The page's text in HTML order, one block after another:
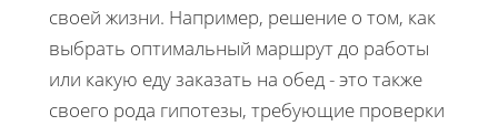
своей жизни. Например, решение о том, как
выбрать оптимальный маршрут до работы
или какую еду заказать на обед - это также
своего рода гипотезы, требующие проверки